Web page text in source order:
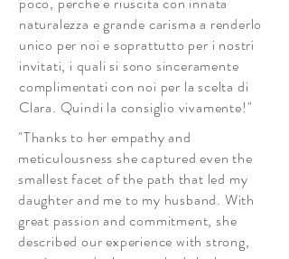
naturalezza e grande carisma a renderlo
unico per noi e soprattutto per i nostri
invitati, i quali si sono sinceramente
complimentati con noi per la scelta di
Clara. Quindi la consiglio vivamente!"
"Thanks to her empathy and
meticulousness she captured even the
smallest facet of the path that led my
daughter and me to my husband. With
great passion and commitment, she
described our experience with strong,